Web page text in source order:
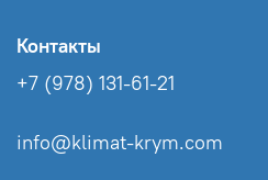
Контакты
+7 (978) 131-61-21
info@klimat-krym.com